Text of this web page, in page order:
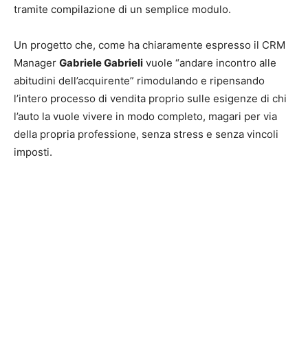
tramite compilazione di un semplice modulo.
Un progetto che, come ha chiaramente espresso il CRM
Manager Gabriele Gabrieli vuole “andare incontro alle
abitudini dell’acquirente” rimodulando e ripensando
l’intero processo di vendita proprio sulle esigenze di chi
l’auto la vuole vivere in modo completo, magari per via
della propria professione, senza stress e senza vincoli
imposti.